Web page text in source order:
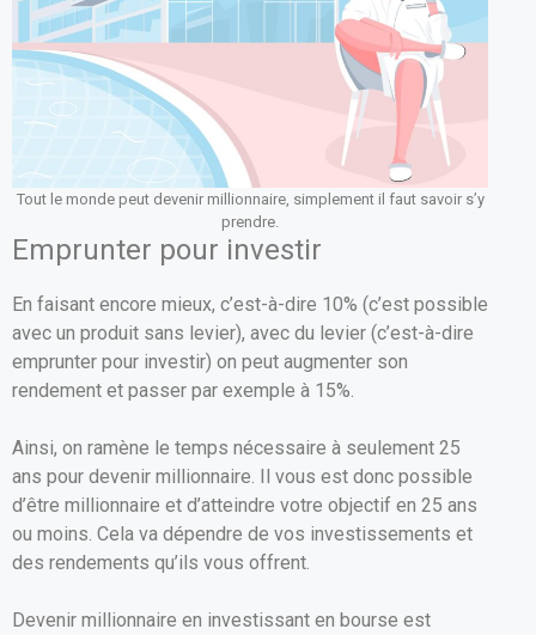
Tout le monde peut devenir millionnaire, simplement il faut savoir s’y
prendre.
Emprunter pour investir
En faisant encore mieux, c’est-à-dire 10% (c’est possible
avec un produit sans levier), avec du levier (c’est-à-dire
emprunter pour investir) on peut augmenter son
rendement et passer par exemple à 15%.
Ainsi, on ramène le temps nécessaire à seulement 25
ans pour devenir millionnaire. Il vous est donc possible
d’être millionnaire et d’atteindre votre objectif en 25 ans
ou moins. Cela va dépendre de vos investissements et
des rendements qu’ils vous offrent.
Devenir millionnaire en investissant en bourse est